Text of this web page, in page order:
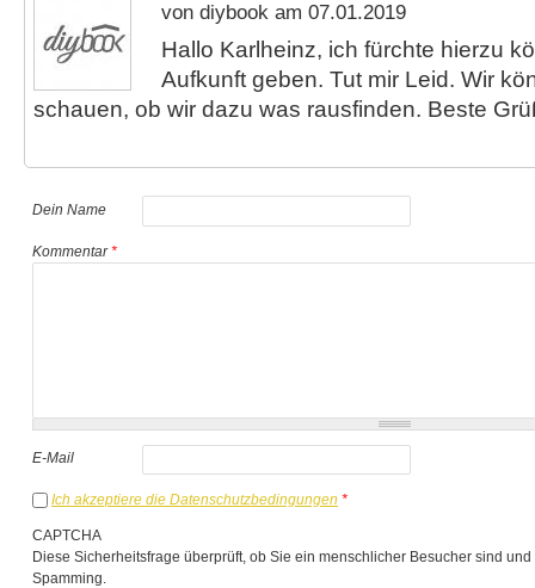
von diybook am 07.01.2019
Hallo Karlheinz, ich fürchte hierzu
Aufkunft geben. Tut mir Leid. Wir
schauen, ob wir dazu was rausfinden. Beste
Dein Name
Kommentar*
E-Mail
Ich akzeptiere die Datenschutzbedingungen *
CAPTCHA
Diese Sicherheitsfrage überprüft, ob Sie ein menschlicher Besucher sind
Spamming.